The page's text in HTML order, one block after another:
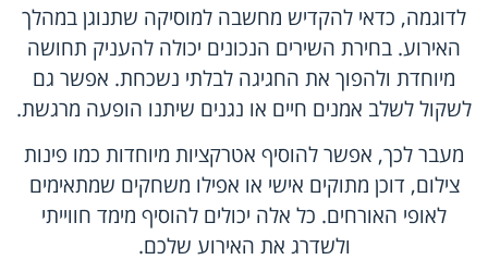
לדוגמה, כדאי להקדיש מחשבה למוסיקה שתנוגן במהלך
האירוע. בחירת השירים הנכונים יכולה להעניק תחושה
מיוחדת ולהפוך את החגיגה לבלתי נשכחת. אפשר גם
לשקול לשלב אמנים חיים או נגנים שיתנו הופעה מרגשת.
מעבר לכך, אפשר להוסיף אטרקציות מיוחדות כמו פינות
צילום, דוכן מתוקים אישי או אפילו משחקים שמתאימים
לאופי האורחים. כל אלה יכולים להוסיף מימד חווייתי
ולשדרג את האירוע שלכם.